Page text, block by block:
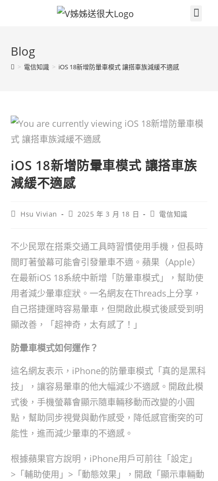
Blog
> 電信知識 > iOS 18新增防暈車模式 讓搭車族減緩不適感
iOS 18新增防暈車模式 讓搭車族
減緩不適感
Hsu Vivian 2025 年 3 月 18 日 電信知識
不少民眾在搭乘交通工具時習慣使用手機，但長時
間盯著螢幕可能會引發暈車不適。蘋果（Apple）
在最新iOS 18系統中新增「防暈車模式」，幫助使
用者減少暈車症狀。一名網友在Threads上分享，
自己搭捷運時容易暈車，但開啟此模式後感受到明
顯改善，「超神奇，太有感了！」
防暈車模式如何運作？
這名網友表示，iPhone的防暈車模式「真的是黑科
技」，讓容易暈車的他大幅減少不適感。開啟此模
式後，手機螢幕會顯示隨車輛移動而改變的小圓
點，幫助同步視覺與動作感受，降低感官衝突的可
能性，進而減少暈車的不適感。
根據蘋果官方說明，iPhone用戶可前往「設定」
>「輔助使用」>「動態效果」，開啟「顯示車輛動